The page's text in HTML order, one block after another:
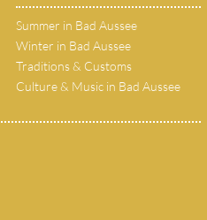
Summer in Bad Aussee
Winter in Bad Aussee
Traditions & Customs
Culture & Music in Bad Aussee